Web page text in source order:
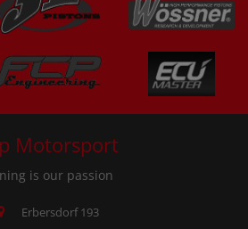
Motorsport
is our passion
Erbersdorf 193